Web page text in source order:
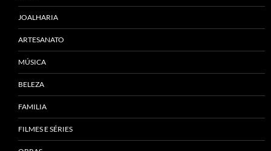
JOALHARIA
ARTESANATO
MÚSICA
BELEZA
FAMILIA
FILMES E SÉRIES